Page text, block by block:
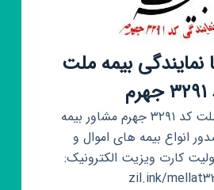
نمایندگی بیمه ملت
نمایندگی بیمه ملت کد ۳۲۹۱ جهرم مشاور بیمه
انواع بیمه های اموال و
کارت ویزیت الکترونیک:
zil.ink/